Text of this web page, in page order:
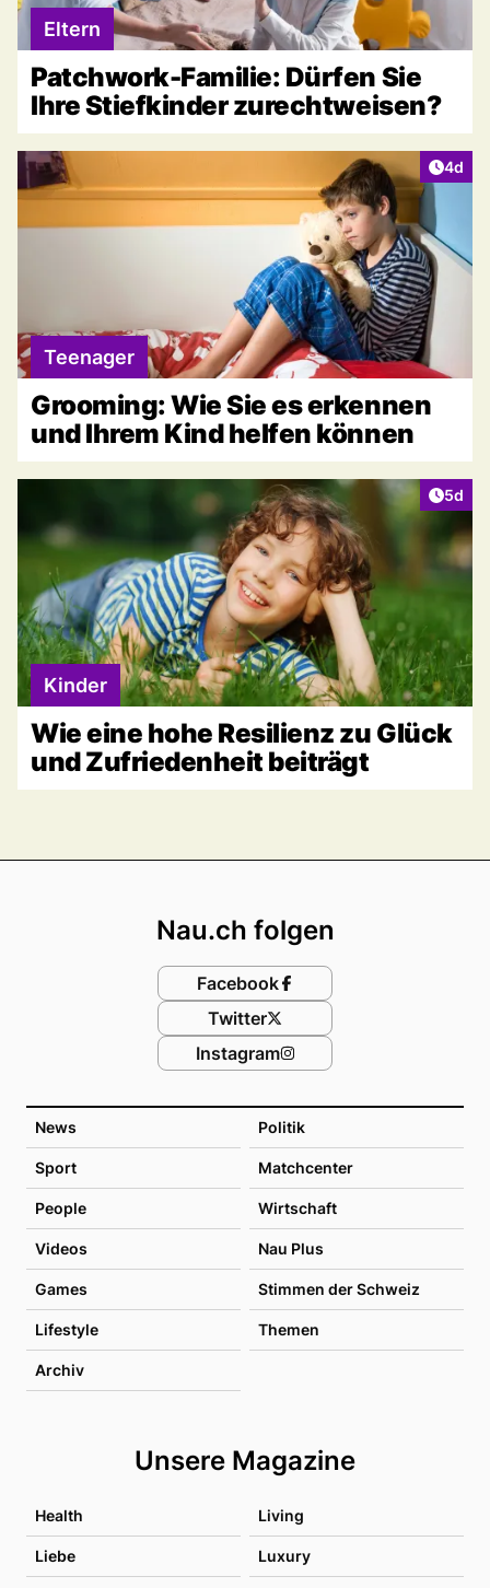
Eltern
Patchwork-Familie: Dürfen Sie
Ihre Stiefkinder zurechtweisen?
4d
Teenager
Grooming: Wie Sie es erkennen
und Ihrem Kind helfen können
5d
Kinder
Wie eine hohe Resilienz zu Glück
und Zufriedenheit beiträgt
News Politik
Sport Matchcenter
People Wirtschaft
Videos Nau Plus
Games Stimmen der Schweiz
Lifestyle Themen
Archiv
Unsere Magazine
Health Living
Liebe Luxury
Nau.ch folgen
Facebook
Twitter
Instagram